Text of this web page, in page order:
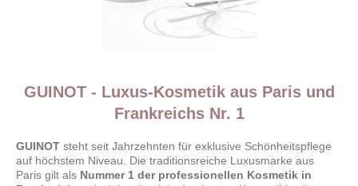
GUINOT - Luxus-Kosmetik aus Paris und
Frankreichs Nr. 1
GUINOT steht seit Jahrzehnten für exklusive Schönheitspflege
auf höchstem Niveau. Die traditionsreiche Luxusmarke aus
Paris gilt als Nummer 1 der professionellen Kosmetik in